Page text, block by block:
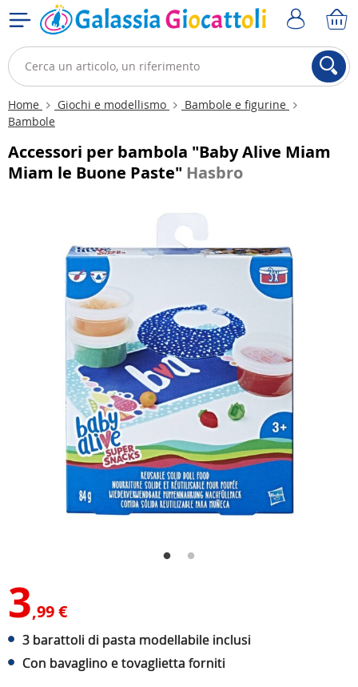
Home Giochi e modellismo
Bambole e figurine
Bambole
Accessori per bambola "Baby Alive Miam
Miam le Buone Paste" Hasbro
3,99 €
3 barattoli di pasta modellabile inclusi
Con bavaglino e tovaglietta forniti